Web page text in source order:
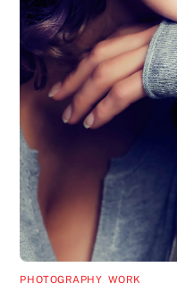
PHOTOGRAPHY, WORK